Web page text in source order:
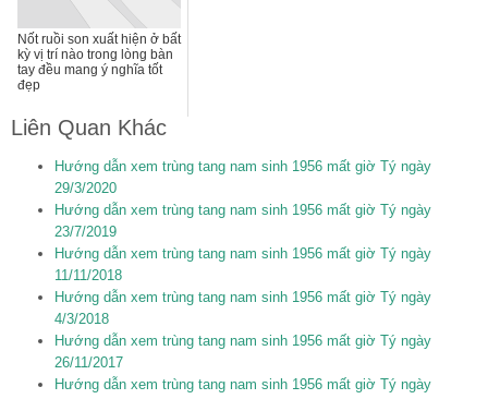
Nốt ruồi son xuất hiện ở bất
kỳ vị trí nào trong lòng bàn
tay đều mang ý nghĩa tốt
đẹp
Liên Quan Khác
Hướng dẫn xem trùng tang nam sinh 1956 mất giờ Tý ngày
29/3/2020
Hướng dẫn xem trùng tang nam sinh 1956 mất giờ Tý ngày
23/7/2019
Hướng dẫn xem trùng tang nam sinh 1956 mất giờ Tý ngày
11/11/2018
Hướng dẫn xem trùng tang nam sinh 1956 mất giờ Tý ngày
4/3/2018
Hướng dẫn xem trùng tang nam sinh 1956 mất giờ Tý ngày
26/11/2017
Hướng dẫn xem trùng tang nam sinh 1956 mất giờ Tý ngày